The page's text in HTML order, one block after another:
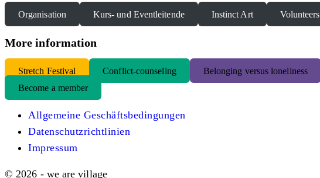
Organisation Kurs- und Eventleitende Instinct Art Volunteers
More information
Stretch Festival Conflict-counseling Belonging versus loneliness
Become a member
Allgemeine Geschäftsbedingungen
Datenschutzrichtlinien
Impressum
© 2026 - we are village